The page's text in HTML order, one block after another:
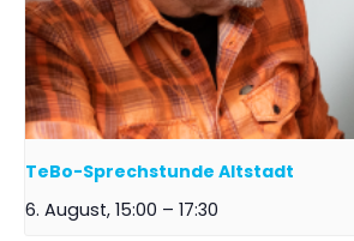
TeBo-Sprechstunde Altstadt
6. August, 15:00 – 17:30